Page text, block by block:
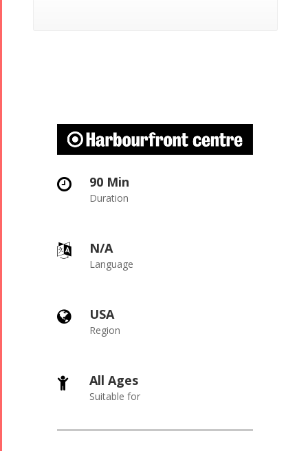
90 Min
Duration
N/A
Language
USA
Region
All Ages
Suitable for